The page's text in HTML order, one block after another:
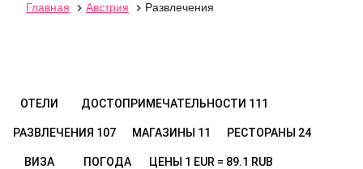
Главная  Австрия  Развлечения
ОТЕЛИ ДОСТОПРИМЕЧАТЕЛЬНОСТИ 111
РАЗВЛЕЧЕНИЯ 107 МАГАЗИНЫ 11 РЕСТОРАНЫ 24
ВИЗА ПОГОДА ЦЕНЫ 1 EUR = 89.1 RUB